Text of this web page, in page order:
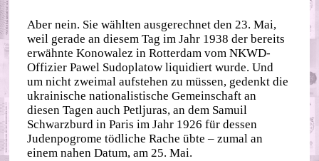
Aber nein. Sie wählten ausgerechnet den 23. Mai,
weil gerade an diesem Tag im Jahr 1938 der bereits
erwähnte Konowalez in Rotterdam vom NKWD-
Offizier Pawel Sudoplatow liquidiert wurde. Und
um nicht zweimal aufstehen zu müssen, gedenkt die
ukrainische nationalistische Gemeinschaft an
diesen Tagen auch Petljuras, an dem Samuil
Schwarzburd in Paris im Jahr 1926 für dessen
Judenpogrome tödliche Rache übte – zumal an
einem nahen Datum, am 25. Mai.